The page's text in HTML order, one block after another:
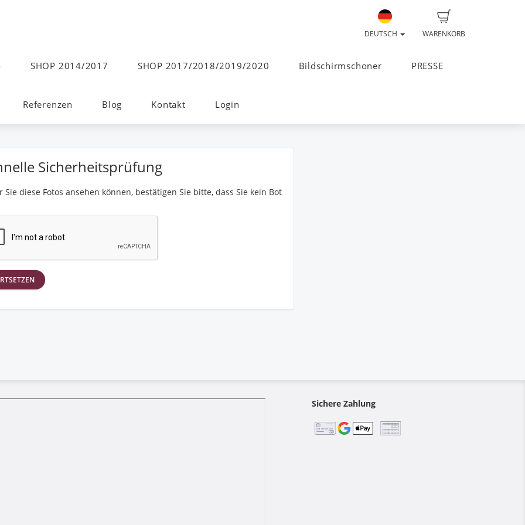
WARENKORB
DEUTSCH
SHOP 2014/2017 SHOP 2017/2018/2019/2020 Bildschirmschoner PRESSE
Referenzen Blog Kontakt Login
Sicherheitsprüfung
Sie diese Fotos ansehen können, bestätigen Sie bitte, dass Sie kein Bot
Sichere Zahlung